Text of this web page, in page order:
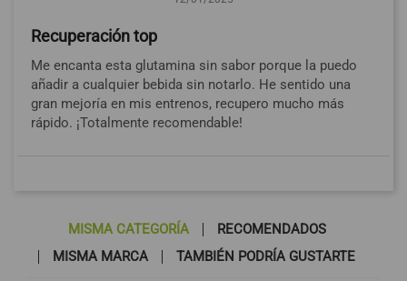
Recuperación top
Me encanta esta glutamina sin sabor porque la puedo
añadir a cualquier bebida sin notarlo. He sentido una
gran mejoría en mis entrenos, recupero mucho más
rápido. ¡Totalmente recomendable!
MISMA CATEGORÍA
RECOMENDADOS
MISMA MARCA
TAMBIÉN PODRÍA GUSTARTE